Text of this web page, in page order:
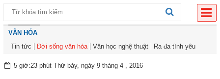
VĂN HÓA
Tin tức
Đời sống văn hóa Văn học nghệ thuật Ra đa tình yêu
5 giờ:23 phút Thứ bảy, ngày 9 tháng 4 , 2016